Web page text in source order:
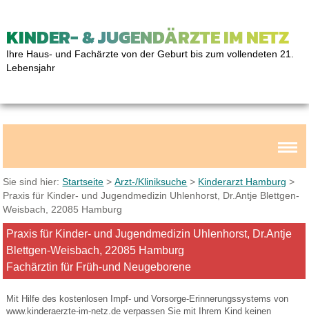
KINDER- & JUGENDÄRZTE IM NETZ
Ihre Haus- und Fachärzte von der Geburt bis zum vollendeten 21.
Lebensjahr
Sie sind hier:Startseite >Arzt-/Kliniksuche > Kinderarzt Hamburg >
Praxis für Kinder- und Jugendmedizin Uhlenhorst, Dr.Antje Blettgen-
Weisbach, 22085 Hamburg
Praxis für Kinder- und Jugendmedizin Uhlenhorst, Dr.Antje
Blettgen-Weisbach, 22085 Hamburg
Fachärztin für Früh-und Neugeborene
Mit Hilfe des kostenlosen Impf- und Vorsorge-Erinnerungssystems von
www.kinderaerzte-im-netz.de verpassen Sie mit Ihrem Kind keinen